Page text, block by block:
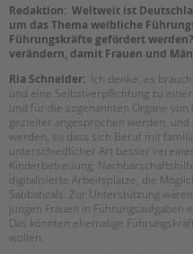
Datenschutz
Hinweisgebersystem
Intranet
Redaktion: Weltweit ist
um das Thema weibliche
Führungskräfte gefördert
verändern, damit Frauen und
Ria Schneider: Ich denke, es
und eine Selbstverpflichtung zu
und für die sogenannten Organe
gezielter angesprochen werden,
werden, so dass sich Beruf mit
unterschiedlicher Art besser
Kinderbetreuung,
digitalisierte Arbeitsplätze, die
Sabbaticals. Zur Unterstützung
jungen Frauen in Führungsaufgaben
Das könnten ehemalige
wollen.